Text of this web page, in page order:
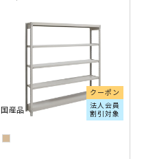
クーポン
法人会員
割引対象
国産品